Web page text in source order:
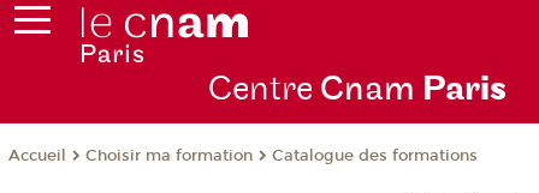
Centre Cnam Paris
Accueil Choisir ma formation Catalogue des formations